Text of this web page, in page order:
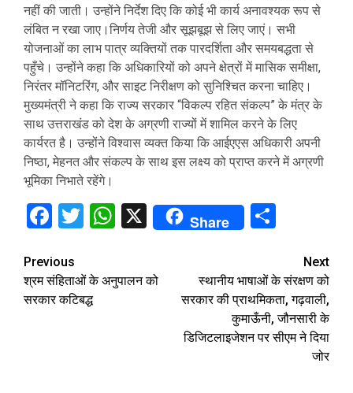
नहीं की जाती। उन्होंने निर्देश दिए कि कोई भी कार्य अनावश्यक रूप से
लंबित न रखा जाए।निर्णय तेजी और सूझबूझ से लिए जाएं। सभी
योजनाओं का लाभ पात्र व्यक्तियों तक पारदर्शिता और समयबद्धता से
पहुँचे। उन्होंने कहा कि अधिकारियों को अपने क्षेत्रों में मासिक समीक्षा,
निरंतर मॉनिटरिंग, और साइट निरीक्षण को सुनिश्चित करना चाहिए।
मुख्यमंत्री ने कहा कि राज्य सरकार “विकल्प रहित संकल्प” के मंत्र के
साथ उत्तराखंड को देश के अग्रणी राज्यों में शामिल करने के लिए
कार्यरत है। उन्होंने विश्वास व्यक्त किया कि आईएएस अधिकारी अपनी
निष्ठा, मेहनत और संकल्प के साथ इस लक्ष्य को प्राप्त करने में अग्रणी
भूमिका निभाते रहेंगे।
Facebook
TwitterWhatsApp
X Share
Continue
Reading
Previous
श्रम संहिताओं के अनुपालन को
सरकार कटिबद्ध
Next
स्थानीय भाषाओं के संरक्षण को
सरकार की प्राथमिकता, गढ़वाली,
कुमाऊँनी, जौनसारी के
डिजिटलाइजेशन पर सीएम ने दिया
जोर